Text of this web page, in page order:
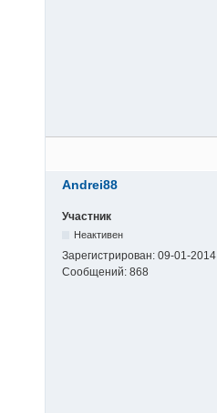
Andrei88
Участник
Неактивен
Зарегистрирован: 09-01-2014
Сообщений: 868